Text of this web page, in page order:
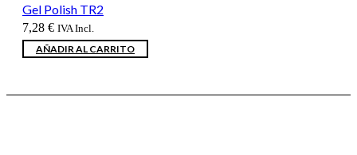
Gel Polish TR2
7,28 € IVA Incl.
AÑADIR AL CARRITO